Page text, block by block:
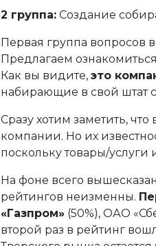
2 группа: Создание
Первая группа вопросов
Предлагаем
Как вы видите, это
набирающие в свой штат
Сразу хотим заметить,
компании. Но их
поскольку товары/
На фоне всего
рейтингов неизменны.
«Газпром» (50%), ОАО
второй раз в рейтинг